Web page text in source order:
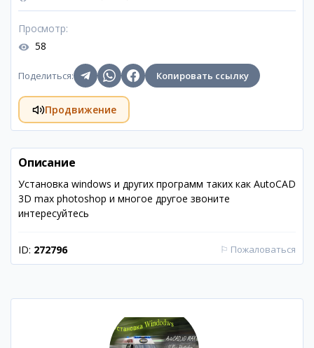
Просмотр:
58
Поделиться: Копировать ссылку
Продвижение
Описание
Установка windows и других программ таких как AutoCAD
3D max photoshop и многое другое звоните
интересуйтесь
ID: 272796 ⚐ Пожаловаться